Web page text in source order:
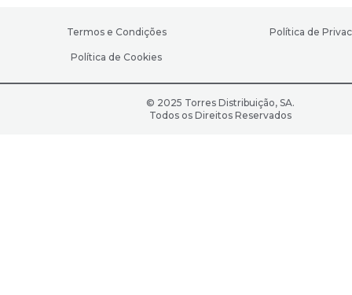
Termos e Condições Política de
Política de Cookies
© 2025 Torres Distribuição, SA.
Todos os Direitos Reservados